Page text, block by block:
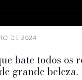
DE 2024
bate todos os
grande beleza.